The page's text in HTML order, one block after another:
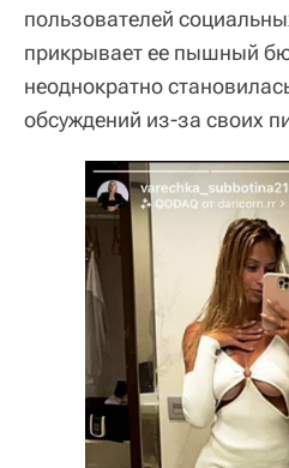
пользователей
прикрывает ее пышный
неоднократно
обсуждений из-за своих